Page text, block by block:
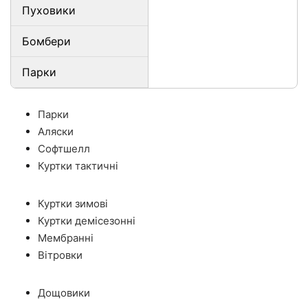
Пуховики
Бомбери
Парки
Парки
Аляски
Софтшелл
Куртки тактичні
Куртки зимові
Куртки демісезонні
Мембранні
Вітровки
Дощовики